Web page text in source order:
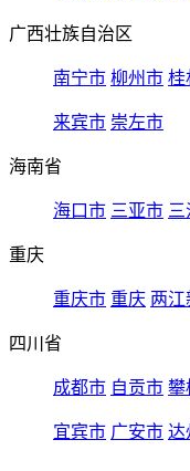
广西壮族自治区
南宁市 柳州市 桂
来宾市 崇左市
海南省
海口市 三亚市
重庆
重庆市 重庆 两江
四川省
成都市 自贡市 攀
宜宾市 广安市 达